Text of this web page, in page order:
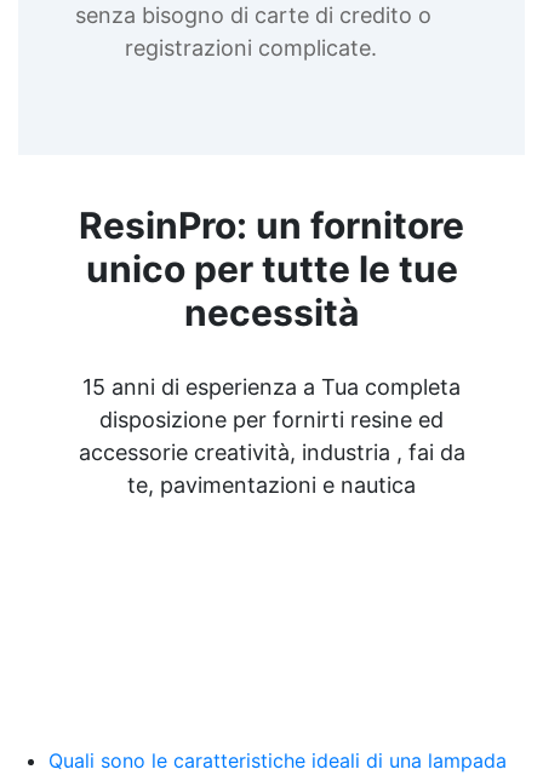
senza bisogno di carte di credito o
registrazioni complicate.
ResinPro: un fornitore
unico per tutte le tue
necessità
15 anni di esperienza a Tua completa
disposizione per fornirti resine ed
accessorie creatività, industria , fai da
te, pavimentazioni e nautica
Quali sono le caratteristiche ideali di una lampada